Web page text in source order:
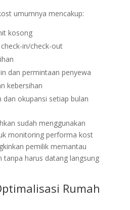
umumnya mencakup:
kosong
in/check-out
dan permintaan penyewa
kebersihan
dan okupansi setiap bulan
sudah menggunakan
monitoring performa kost
pemilik memantau
tanpa harus datang langsung
Rumah